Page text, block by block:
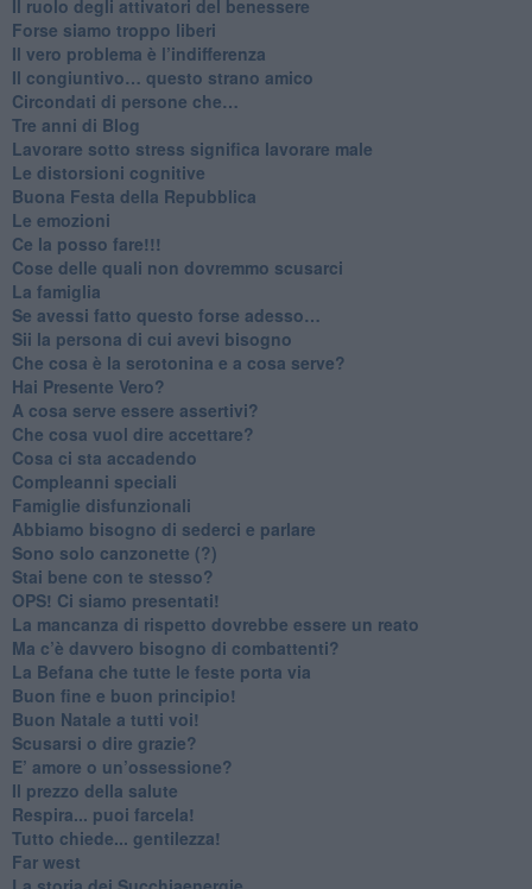
​Il ruolo degli attivatori del benessere
​Forse siamo troppo liberi
​Il vero problema è l’indifferenza
​Il congiuntivo… questo strano amico
​Circondati di persone che…
​Tre anni di Blog
​Lavorare sotto stress significa lavorare male
​Le distorsioni cognitive
​Buona Festa della Repubblica
Le emozioni
​Ce la posso fare!!!
​Cose delle quali non dovremmo scusarci
​La famiglia
​Se avessi fatto questo forse adesso…
​Sii la persona di cui avevi bisogno
Che cosa è la serotonina e a cosa serve?
​Hai Presente Vero?
A cosa serve essere assertivi?
​Che cosa vuol dire accettare?
​Cosa ci sta accadendo
​Compleanni speciali
​Famiglie disfunzionali
​Abbiamo bisogno di sederci e parlare
Sono solo canzonette (?)
​Stai bene con te stesso?
​OPS! Ci siamo presentati!
​La mancanza di rispetto dovrebbe essere un reato
​Ma c’è davvero bisogno di combattenti?
​La Befana che tutte le feste porta via
Buon fine e buon principio!
​Buon Natale a tutti voi!
​Scusarsi o dire grazie?
​E’ amore o un’ossessione?
​Il prezzo della salute
​Respira... puoi farcela!
​Tutto chiede... gentilezza!
​Far west